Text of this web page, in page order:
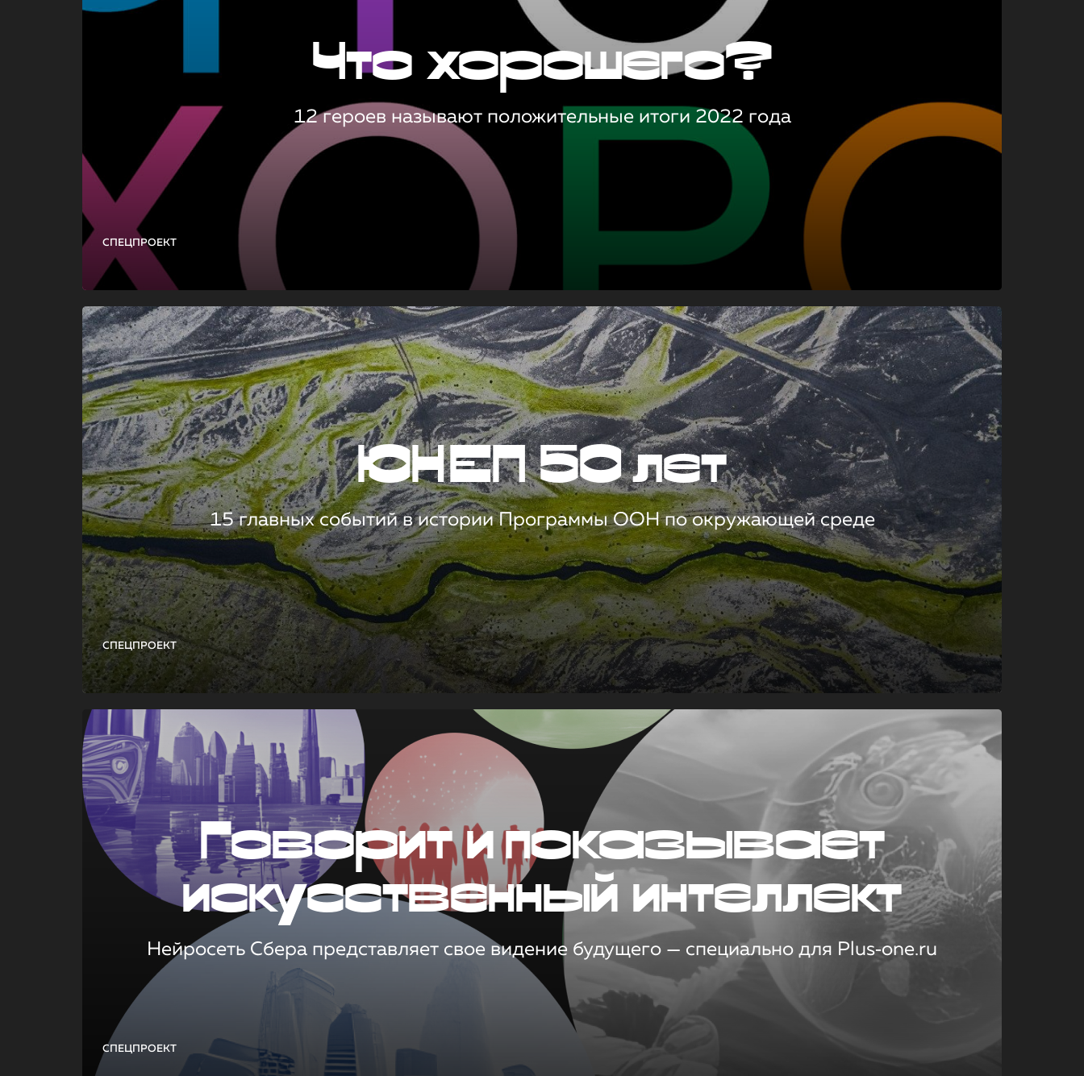
СПЕЦПРОЕКТ
Что хорошего?
12 героев называют положительные итоги 2022 года
СПЕЦПРОЕКТ
ЮНЕП 50 лет
15 главных событий в истории Программы ООН по окружающей среде
СПЕЦПРОЕКТ
Говорит и показывает
искусственный интеллект
Нейросеть Сбера представляет свое видение будущего — специально для Plus‑one.ru